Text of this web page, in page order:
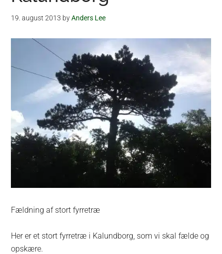
19. august 2013 byAnders Lee
Fældning af stort fyrretræ
Her er et stort fyrretræ i Kalundborg, som vi skal fælde og
opskære.